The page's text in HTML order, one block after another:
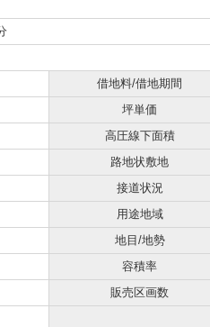
借地料/借地期間
坪単価
高圧線下面積
路地状敷地
接道状況
用途地域
地目/地勢
容積率
販売区画数